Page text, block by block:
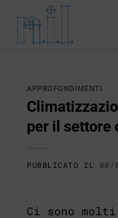
contenuti
APPROFONDIMENTI
per il settore
PUBBLICATO IL 08/
Ci sono